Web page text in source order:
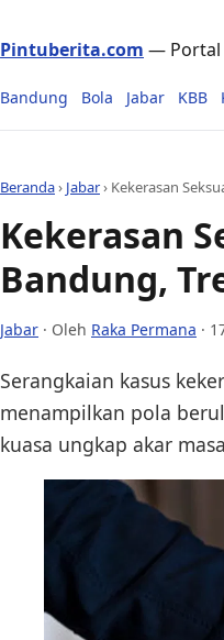
Pintuberita.com — Portal
Bandung Bola Jabar KBB
Beranda› Jabar› Kekerasan
Kekerasan
Bandung,
Jabar · Oleh Raka Permana ·
Serangkaian kasus
menampilkan pola
kuasa ungkap akar